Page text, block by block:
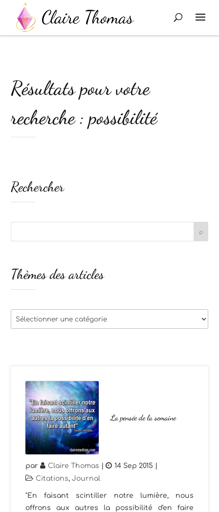
Résultats pour votre
recherche : possibilité
La pensée de la semaine
par Claire Thomas | 14 Sep 2015 |
Citations,Journal
"En faisant scintiller notre lumière, nous
offrons aux autres la possibilité d'en faire
Rechercher
Thèmes des articles
Thèmes
des